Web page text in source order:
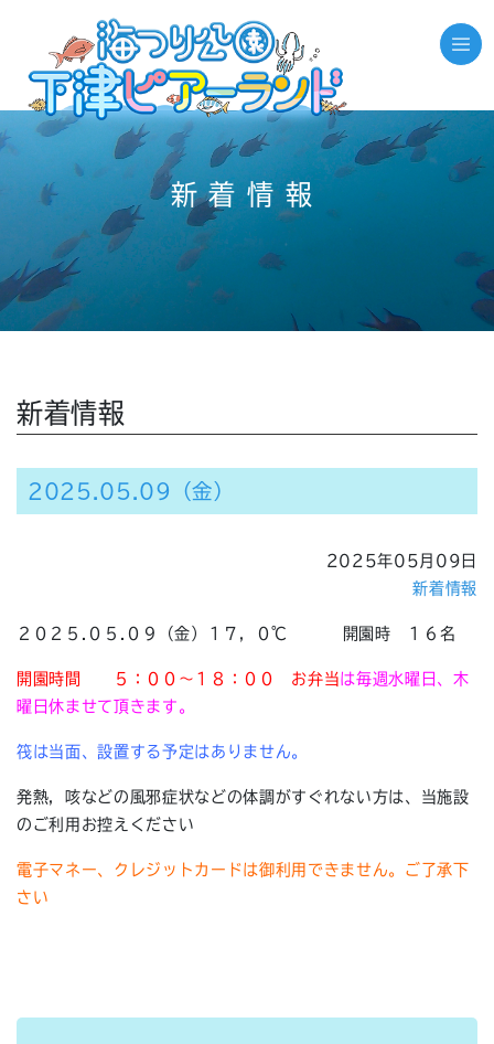
新着情報
新着情報
2025.05.09（金）
2025年05月09日
新着情報
２０２５.０５.０９（金）１７，０℃ 開園時 １６名
開園時間 ５：００～１８：００ お弁当は毎週水曜日、木
曜日休ませて頂きます。
筏は当面、設置する予定はありません。
発熱，咳などの風邪症状などの体調がすぐれない方は、当施設
のご利用お控えください
電子マネー、クレジットカードは御利用できません。ご了承下
さい